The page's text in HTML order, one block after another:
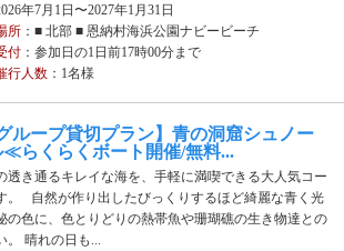
年7月1日〜2027年1月31日
所：■ 北部 ■ 恩納村海浜公園ナビービーチ
付：参加日の1日前17時00分まで
行人数：1名様
グループ貸切プラン】青の洞窟シュノー
≪らくらくボート開催/無料...
透き通るキレイな海を、手軽に満喫できる大人気コー
。 自然が作り出したびっくりするほど綺麗な青く光
の色に、色とりどりの熱帯魚や珊瑚礁の生き物達との
。 晴れの日も...